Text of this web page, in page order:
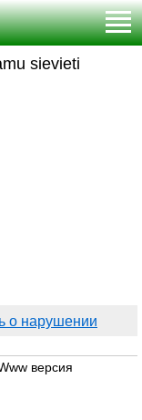
sievieti
о нарушении
версия